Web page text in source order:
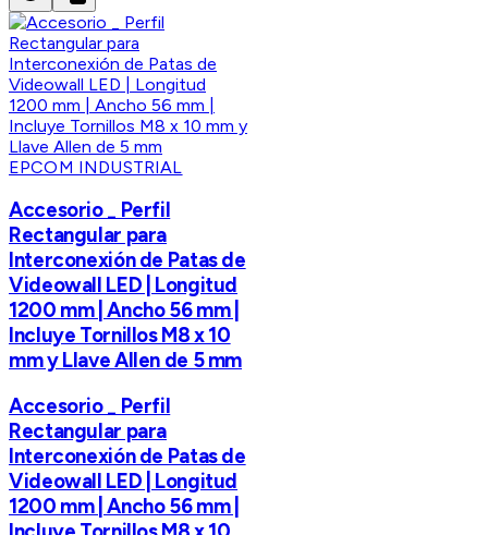
EPCOM INDUSTRIAL
Accesorio _ Perfil
Rectangular para
Interconexión de Patas de
Videowall LED | Longitud
1200 mm | Ancho 56 mm |
Incluye Tornillos M8 x 10
mm y Llave Allen de 5 mm
Accesorio _ Perfil
Rectangular para
Interconexión de Patas de
Videowall LED | Longitud
1200 mm | Ancho 56 mm |